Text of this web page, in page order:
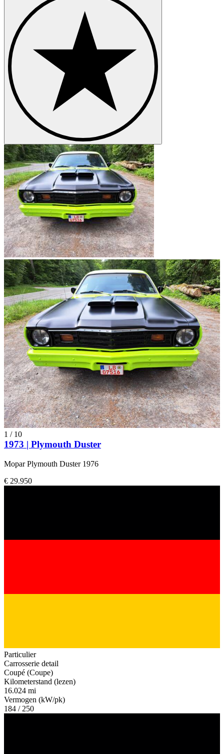
1 / 10
1973 | Plymouth Duster
Mopar Plymouth Duster 1976
€ 29.950
Particulier
Carrosserie detail
Coupé (Coupe)
Kilometerstand (lezen)
16.024 mi
Vermogen (kW/pk)
184 / 250